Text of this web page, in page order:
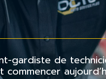
gardiste de